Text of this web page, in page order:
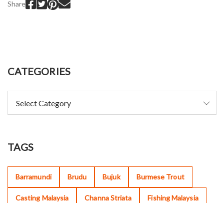
Share
CATEGORIES
TAGS
Barramundi Brudu Bujuk Burmese Trout
Casting Malaysia Channa Striata Fishing Malaysia